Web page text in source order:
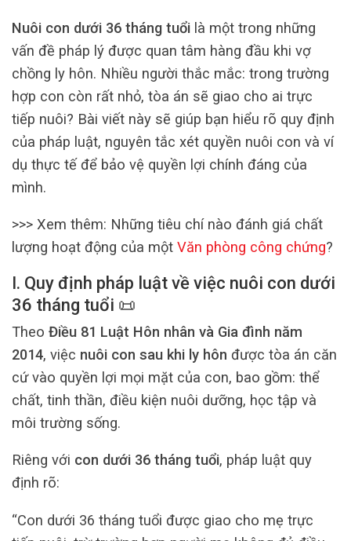
Nuôi con dưới 36 tháng tuổi là một trong những
vấn đề pháp lý được quan tâm hàng đầu khi vợ
chồng ly hôn. Nhiều người thắc mắc: trong trường
hợp con còn rất nhỏ, tòa án sẽ giao cho ai trực
tiếp nuôi? Bài viết này sẽ giúp bạn hiểu rõ quy định
của pháp luật, nguyên tắc xét quyền nuôi con và ví
dụ thực tế để bảo vệ quyền lợi chính đáng của
mình.
>>> Xem thêm: Những tiêu chí nào đánh giá chất
lượng hoạt động của một Văn phòng công chứng?
I. Quy định pháp luật về việc nuôi con dưới
36 tháng tuổi 📜
Theo Điều 81 Luật Hôn nhân và Gia đình năm
2014, việc nuôi con sau khi ly hôn được tòa án căn
cứ vào quyền lợi mọi mặt của con, bao gồm: thể
chất, tinh thần, điều kiện nuôi dưỡng, học tập và
môi trường sống.
Riêng với con dưới 36 tháng tuổi, pháp luật quy
định rõ:
“Con dưới 36 tháng tuổi được giao cho mẹ trực